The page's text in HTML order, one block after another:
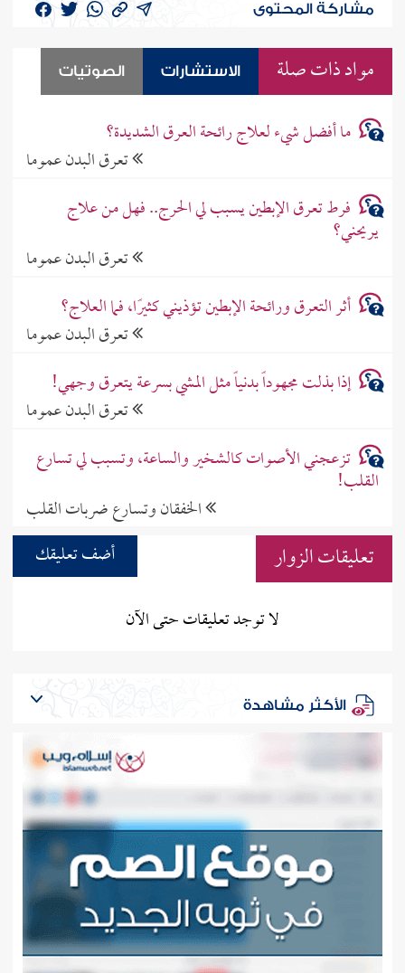
مشاركة المحتوى
مواد ذات صلة الاستشارات الصوتيات
ما أفضل شيء لعلاج رائحة العرق الشديدة؟
تعرق البدن عموما
فرط تعرق الإبطين يسبب لي الحرج.. فهل من علاج
يريحني؟
تعرق البدن عموما
أثر التعرق ورائحة الإبطين تؤذيني كثيرًا، فما العلاج؟
تعرق البدن عموما
إذا بذلت مجهوداً بدنياً مثل المشي بسرعة يتعرق وجهي!
تعرق البدن عموما
تزعجني الأصوات كالشخير والساعة، وتسبب لي تسارع
القلب!
الخفقان وتسارع ضربات القلب
تعليقات الزوار
أضف تعليقك
لا توجد تعليقات حتى الآن
الأكثر مشاهدة